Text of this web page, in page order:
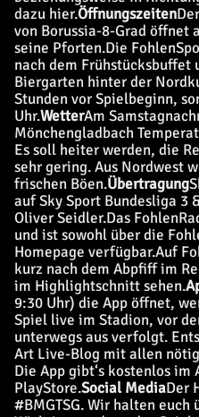
dazu hier.Öffnungszeiten
von Borussia-8-Grad öffnet
seine Pforten.Die
nach dem Frühstücksbuffet
Biergarten hinter der
Stunden vor Spielbeginn,
Uhr.WetterAm
Mönchengladbach
Es soll heiter werden, die
sehr gering. Aus Nordwest
frischen Böen.Übertragung
auf Sky Sport Bundesliga 3
Oliver Seidler.Das
und ist sowohl über die
Homepage verfügbar.Auf
kurz nach dem Abpfiff im
im Highlightschnitt sehen.
9:30 Uhr) die App öffnet,
Spiel live im Stadion, vor
unterwegs aus verfolgt.
Art Live-Blog mit allen
Die App gibt‘s kostenlos im
PlayStore.Social MediaDer
#BMGTSG. Wir halten